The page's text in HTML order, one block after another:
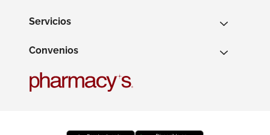
Servicios
Convenios